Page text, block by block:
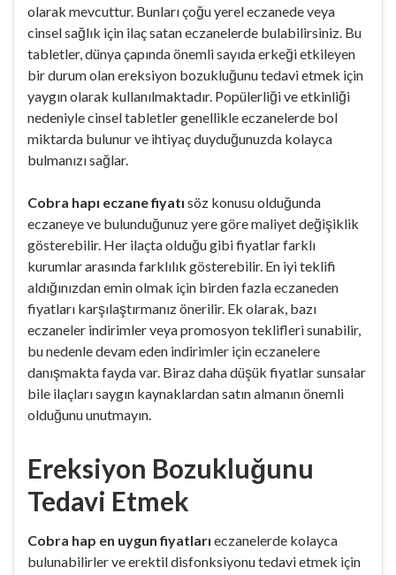
olarak mevcuttur. Bunları çoğu yerel eczanede veya
cinsel sağlık için ilaç satan eczanelerde bulabilirsiniz. Bu
tabletler, dünya çapında önemli sayıda erkeği etkileyen
bir durum olan ereksiyon bozukluğunu tedavi etmek için
yaygın olarak kullanılmaktadır. Popülerliği ve etkinliği
nedeniyle cinsel tabletler genellikle eczanelerde bol
miktarda bulunur ve ihtiyaç duyduğunuzda kolayca
bulmanızı sağlar.
Cobra hapı eczane fiyatı söz konusu olduğunda
eczaneye ve bulunduğunuz yere göre maliyet değişiklik
gösterebilir. Her ilaçta olduğu gibi fiyatlar farklı
kurumlar arasında farklılık gösterebilir. En iyi teklifi
aldığınızdan emin olmak için birden fazla eczaneden
fiyatları karşılaştırmanız önerilir. Ek olarak, bazı
eczaneler indirimler veya promosyon teklifleri sunabilir,
bu nedenle devam eden indirimler için eczanelere
danışmakta fayda var. Biraz daha düşük fiyatlar sunsalar
bile ilaçları saygın kaynaklardan satın almanın önemli
olduğunu unutmayın.
Ereksiyon Bozukluğunu
Tedavi Etmek
Cobra hap en uygun fiyatları eczanelerde kolayca
bulunabilirler ve erektil disfonksiyonu tedavi etmek için